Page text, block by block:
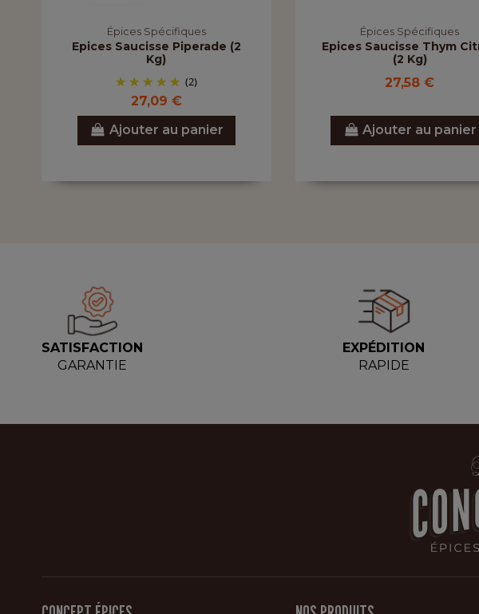
Épices Spécifiques
Epices Saucisse Piperade (2
Kg)
(2)
27,09 €
Ajouter au panier
Épices Spécifiques
Epices Saucisse Thym
(2 Kg)
27,58 €
Ajouter au panier
SATISFACTION
GARANTIE
EXPÉDITION
RAPIDE